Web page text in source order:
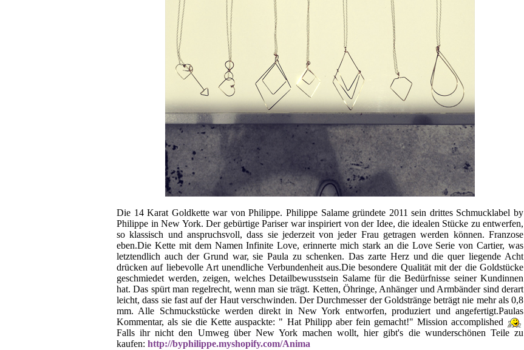
Die 14 Karat Goldkette war von Philippe. Philippe Salame gründete 2011 sein drittes Schmucklabel by
Philippe in New York. Der gebürtige Pariser war inspiriert von der Idee, die idealen Stücke zu entwerfen,
so klassisch und anspruchsvoll, dass sie jederzeit von jeder Frau getragen werden können. Franzose
eben.Die Kette mit dem Namen Infinite Love, erinnerte mich stark an die Love Serie von Cartier, was
letztendlich auch der Grund war, sie Paula zu schenken. Das zarte Herz und die quer liegende Acht
drücken auf liebevolle Art unendliche Verbundenheit aus.Die besondere Qualität mit der die Goldstücke
geschmiedet werden, zeigen, welches Detailbewusstsein Salame für die Bedürfnisse seiner Kundinnen
hat. Das spürt man regelrecht, wenn man sie trägt. Ketten, Öhringe, Anhänger und Armbänder sind derart
leicht, dass sie fast auf der Haut verschwinden. Der Durchmesser der Goldstränge beträgt nie mehr als 0,8
mm. Alle Schmuckstücke werden direkt in New York entworfen, produziert und angefertigt.Paulas
Kommentar, als sie die Kette auspackte: " Hat Philipp aber fein gemacht!" Mission accomplished
Falls ihr nicht den Umweg über New York machen wollt, hier gibt's die wunderschönen Teile zu
kaufen: http://byphilippe.myshopify.com/Anima